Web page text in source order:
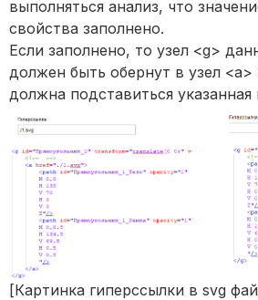
выполняться анализ, что
свойства заполнено.
Если заполнено, то узел <g>
должен быть обернут в узел
должна подставиться указанная
[Картинка гиперссылки в svg